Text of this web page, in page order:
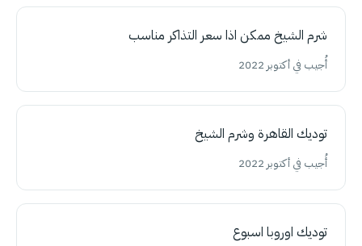
شرم الشيخ ممكن اذا سعر التذاكر مناسب
أُجيب في أكتوبر 2022
توديك القاهرة وشرم الشيخ
أُجيب في أكتوبر 2022
توديك اوروبا اسبوع